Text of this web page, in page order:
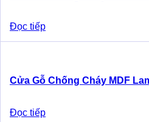
Đọc tiếp
Cửa Gỗ Chống Cháy MDF
Đọc tiếp